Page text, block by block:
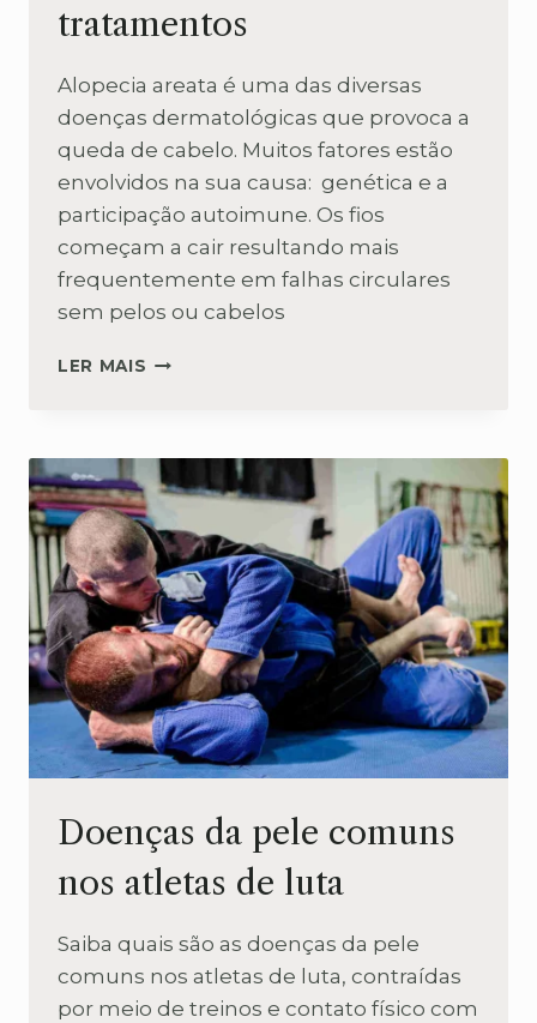
tratamentos
Alopecia areata é uma das diversas
doenças dermatológicas que provoca a
queda de cabelo. Muitos fatores estão
envolvidos na sua causa: genética e a
participação autoimune. Os fios
começam a cair resultando mais
frequentemente em falhas circulares
sem pelos ou cabelos
LER MAIS ALOPECIA
TRATAMENTOS
Doenças da pele comuns
nos atletas de luta
Saiba quais são as doenças da pele
comuns nos atletas de luta, contraídas
por meio de treinos e contato físico com